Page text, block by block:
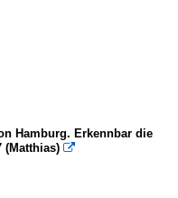
Hamburg. Erkennbar die
(Matthias) 